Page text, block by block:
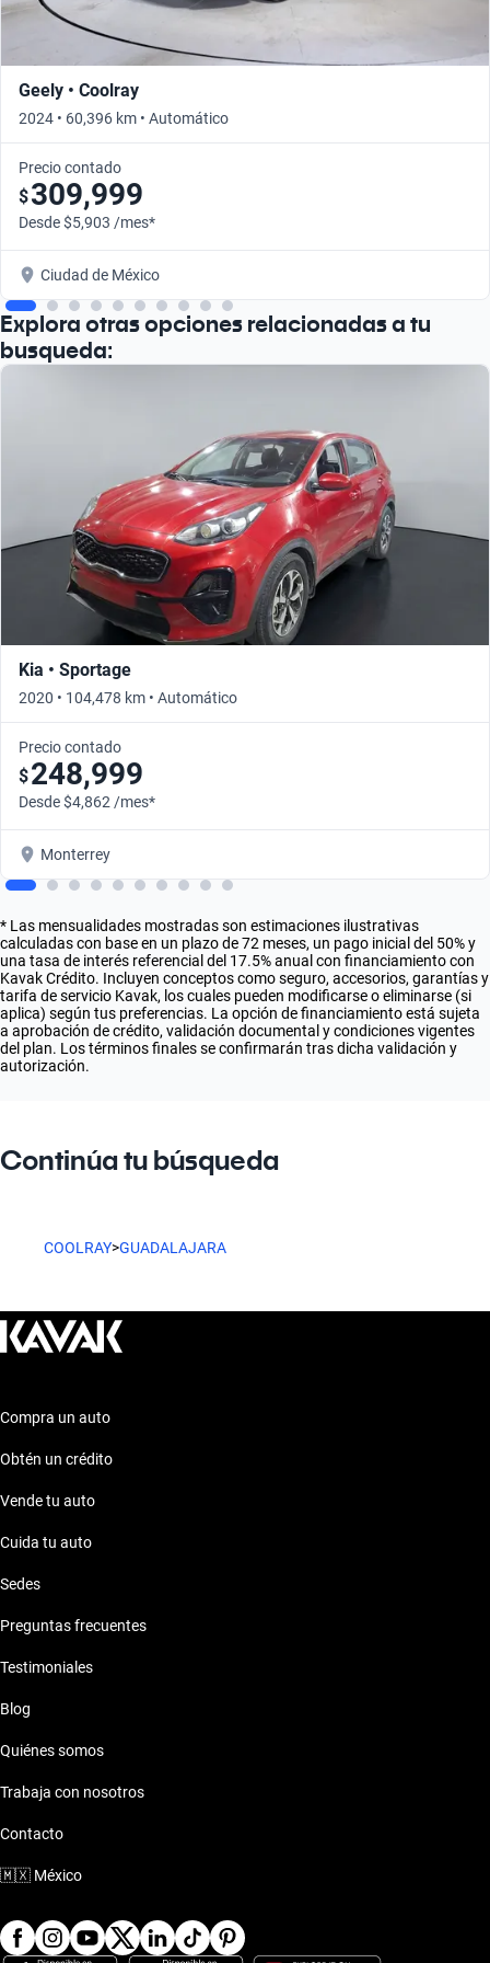
Geely • Coolray
2024 • 60,396 km • Automático
Precio contado
$309,999
Desde $5,903 /mes*
Ciudad de México
Explora otras opciones relacionadas a tu
busqueda:
Kia • Sportage
2020 • 104,478 km • Automático
Precio contado
$248,999
Desde $4,862 /mes*
Monterrey
* Las mensualidades mostradas son estimaciones ilustrativas
calculadas con base en un plazo de 72 meses, un pago inicial del 50% y
una tasa de interés referencial del 17.5% anual con financiamiento con
Kavak Crédito. Incluyen conceptos como seguro, accesorios, garantías y
tarifa de servicio Kavak, los cuales pueden modificarse o eliminarse (si
aplica) según tus preferencias. La opción de financiamiento está sujeta
a aprobación de crédito, validación documental y condiciones vigentes
del plan. Los términos finales se confirmarán tras dicha validación y
autorización.
Continúa tu búsqueda
COOLRAY>GUADALAJARA
Compra un auto
Obtén un crédito
Vende tu auto
Cuida tu auto
Sedes
Preguntas frecuentes
Testimoniales
Blog
Quiénes somos
Trabaja con nosotros
Contacto
🇲🇽 México